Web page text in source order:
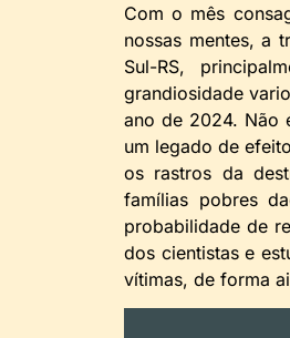
Com o mês
nossas mentes, a
Sul-RS,
grandiosidade
ano de 2024. Não
um legado de
os rastros da
famílias pobres
probabilidade de
dos cientistas e
vítimas, de forma